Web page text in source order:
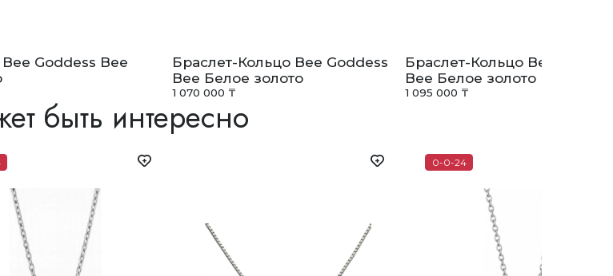
Goddess Bee
Браслет-Кольцо Bee Goddess
Bee Белое золото
1 070 000 ₸
Браслет-Кольцо Bee
Bee Белое золото
1 095 000 ₸
быть интересно
0-0-24